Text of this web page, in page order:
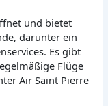
und bietet
darunter ein
Es gibt
Flüge
Air Saint Pierre